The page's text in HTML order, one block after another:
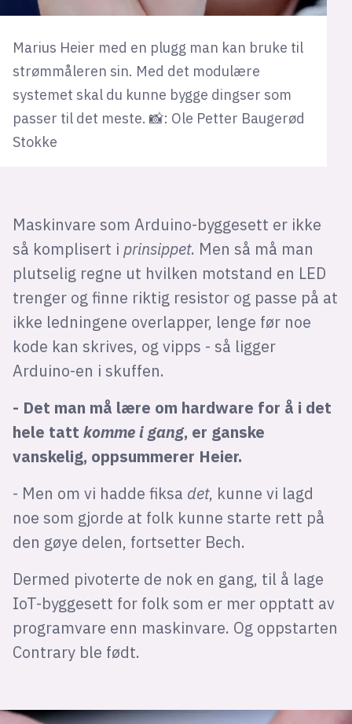
Marius Heier med en plugg man kan bruke til
strømmåleren sin. Med det modulære
systemet skal du kunne bygge dingser som
passer til det meste. 📸: Ole Petter Baugerød
Stokke
Maskinvare som Arduino-byggesett er ikke
så komplisert i prinsippet. Men så må man
plutselig regne ut hvilken motstand en LED
trenger og finne riktig resistor og passe på at
ikke ledningene overlapper, lenge før noe
kode kan skrives, og vipps - så ligger
Arduino-en i skuffen.
- Det man må lære om hardware for å i det
hele tatt komme i gang, er ganske
vanskelig, oppsummerer Heier.
- Men om vi hadde fiksa det, kunne vi lagd
noe som gjorde at folk kunne starte rett på
den gøye delen, fortsetter Bech.
Dermed pivoterte de nok en gang, til å lage
IoT-byggesett for folk som er mer opptatt av
programvare enn maskinvare. Og oppstarten
Contrary ble født.